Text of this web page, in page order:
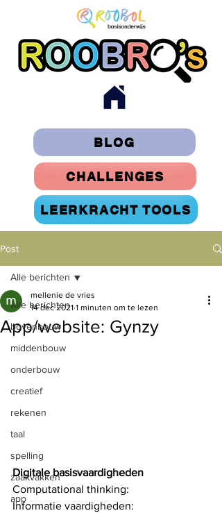
LEERKRACHT TOOLS
CHALLENGES
BLOG
Post
Alle berichten
bovenbouw
middenbouw
onderbouw
creatief
rekenen
taal
spelling
zaakvakken
app
Alle berichten
App/website: Gynzy
mellenie de vries
14 dec 2021 1 minuten om te lezen
Digitale basisvaardigheden
Computational thinking:
Informatie vaardigheden: